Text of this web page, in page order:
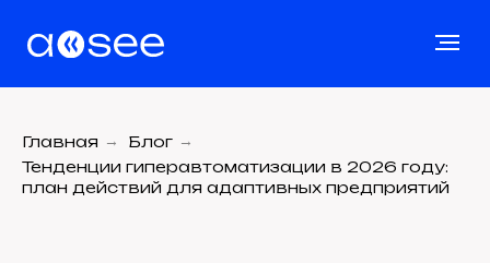
Главная → Блог →
Тенденции гиперавтоматизации в 2026 году:
план действий для адаптивных предприятий